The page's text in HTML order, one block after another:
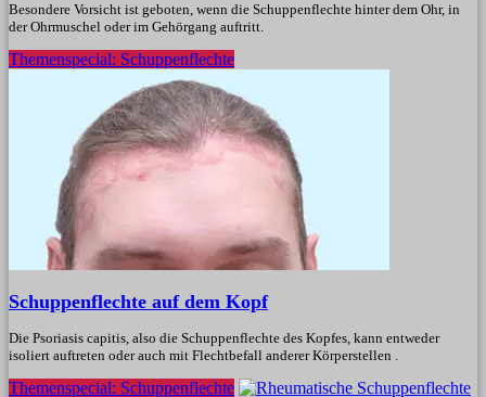
Besondere Vorsicht ist geboten, wenn die Schuppenflechte hinter dem Ohr, in
der Ohrmuschel oder im Gehörgang auftritt.
Themenspecial: Schuppenflechte
Schuppenflechte auf dem Kopf
Die Psoriasis capitis, also die Schuppenflechte des Kopfes, kann entweder
isoliert auftreten oder auch mit Flechtbefall anderer Körperstellen .
Themenspecial: Schuppenflechte